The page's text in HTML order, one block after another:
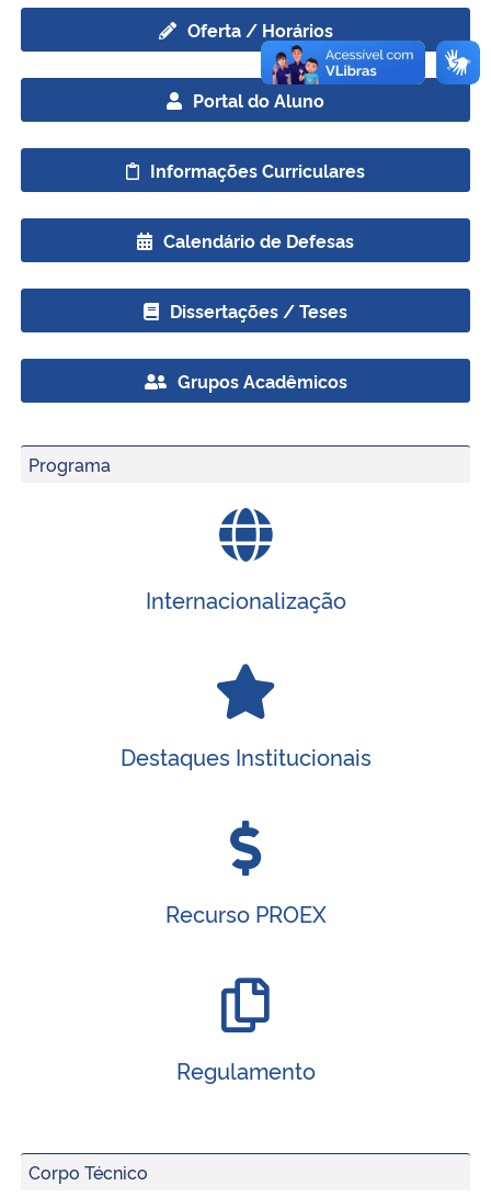
Oferta / Horários
Portal do Aluno
Informações Curriculares
Calendário de Defesas
Dissertações / Teses
Grupos Acadêmicos
Programa
Internacionalização
Destaques Institucionais
Recurso PROEX
Regulamento
Corpo Técnico